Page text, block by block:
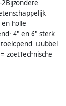
en holle
4" en 6" sterk
Dubbel
zoetTechnische